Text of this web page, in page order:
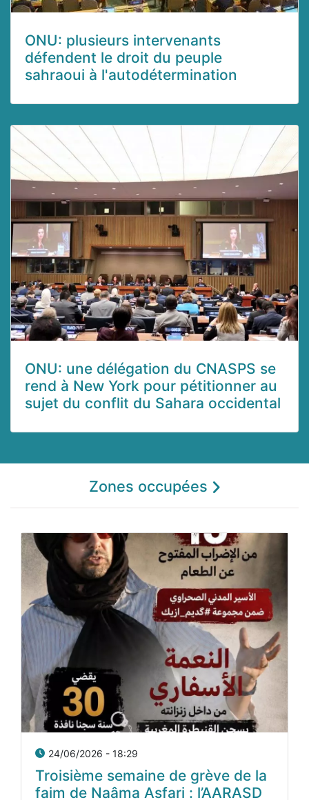
ONU: plusieurs intervenants
défendent le droit du peuple
sahraoui à l'autodétermination
ONU: une délégation du CNASPS se
rend à New York pour pétitionner au
sujet du conflit du Sahara occidental
Zones occupées
24/06/2026 - 18:29
Troisième semaine de grève de la
faim de Naâma Asfari : l’AARASD